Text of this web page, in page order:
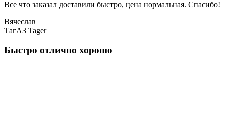
Все что заказал доставили быстро, цена нормальная. Спасибо!
Вячеслав
ТагАЗ Tager
Быстро отлично хорошо